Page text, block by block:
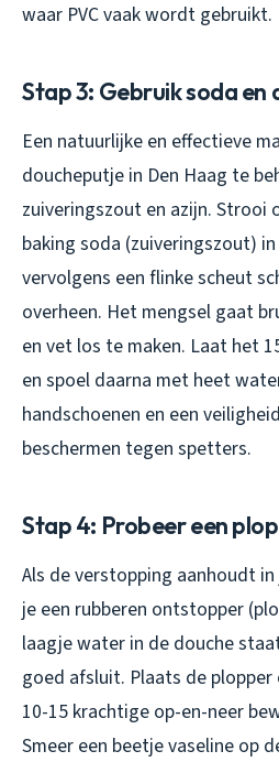
waar PVC vaak wordt gebruikt.
Stap 3: Gebruik soda en
Een natuurlijke en effectieve
doucheputje in Den Haag te
zuiveringszout en azijn. Strooi
baking soda (zuiveringszout)
vervolgens een flinke scheut
overheen. Het mengsel gaat
en vet los te maken. Laat het
en spoel daarna met heet
handschoenen en een
beschermen tegen spetters.
Stap 4: Probeer een
Als de verstopping aanhoudt
je een rubberen ontstopper
laagje water in de douche
goed afsluit. Plaats de
10-15 krachtige op-en-neer
Smeer een beetje vaseline op